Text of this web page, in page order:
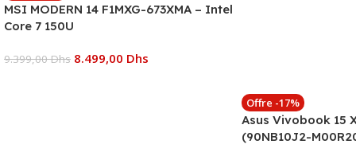
MSI MODERN 14 F1MXG-673XMA – Intel
Core 7 150U
9.399,00Dhs 8.499,00 Dhs
Offre -17%
Asus Vivobook 15
(90NB10J2-